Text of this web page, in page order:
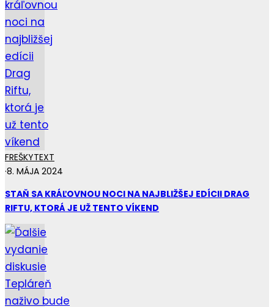
FREŠKYTEXT
·8. MÁJA 2024
STAŇ SA KRÁĽOVNOU NOCI NA NAJBLIŽŠEJ EDÍCII DRAG
RIFTU, KTORÁ JE UŽ TENTO VÍKEND